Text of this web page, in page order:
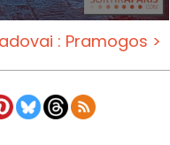
: Pramogos >